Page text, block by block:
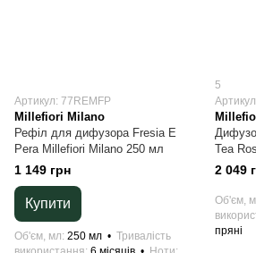
Артикул: 77REMFP
Millefiori Milano
Рефіл для дифузора Fresia E
Pera Millefiori Milano 250 мл
1 149 грн
Купити
Об'єм, мл 250 мл
Тривалість
5
Tea
мл
2 049
Об'єм,
пряні